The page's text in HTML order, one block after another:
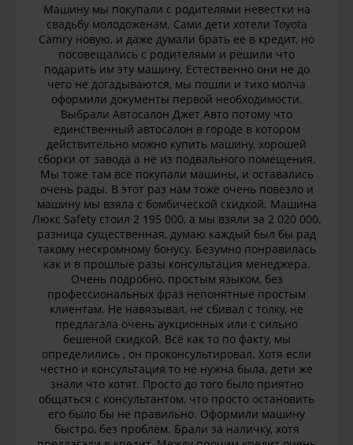
Машину мы покупали с родителями невестки на
свадьбу молодоженам. Сами дети хотели Toyota
Camry новую, и даже думали брать ее в кредит, но
посовещались с родителями и решили что
подарить им эту машину. Естественно они не до
чего не догадываются, мы пошли и тихо молча
оформили документы первой необходимости.
Выбрали Автосалон Джет Авто потому что
единственный автосалон в городе в котором
действительно можно купить машину, хорошей
сборки от завода а не из подвального помещения.
Мы тоже там все покупали машины, и оставались
очень рады. В этот раз нам тоже очень повезло и
машину мы взяла с бомбической скидкой. Машина
Люкс Safety стоил 2 195 000, а мы взяли за 2 020 000.
разница существенная, думаю каждый был бы рад
такому нескромному бонусу. Безумно понравилась
как и в прошлые разы консультация менеджера.
Очень подробно, простым языком, без
профессиональных фраз непонятные простым
клиентам. Не навязывал, не сбивал с толку, не
предлагала очень аукционных или с сильно
бешеной скидкой. Всё как то по факту, мы
определились , он проконсультировал. Хотя если
честно и консультация то не нужна была, дети же
знали что хотят. Просто до того было приятно
общаться с консультантом, что просто остановить
его было бы не правильно. Оформили машину
быстро, без проблем. Брали за наличку, хотя